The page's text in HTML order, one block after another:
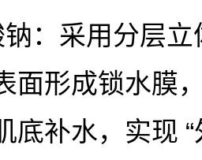
：采用分层
面形成锁水膜
底补水，实现